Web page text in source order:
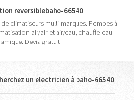
reversiblebaho-66540
climatiseurs multi-marques. Pompes à
air/air et air/eau, chauffe-eau
Devis gratuit
un electricien à baho-66540